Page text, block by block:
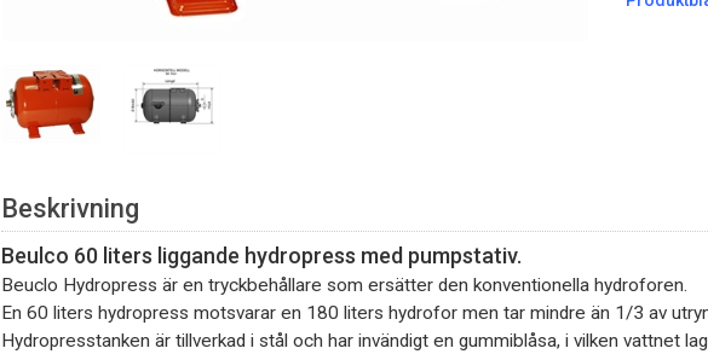
Beskrivning
Beulco 60 liters liggande hydropress med pumpstativ.
Beuclo Hydropress är en tryckbehållare som ersätter den konventionella hydroforen.
En 60 liters hydropress motsvarar en 180 liters hydrofor men tar mindre än 1/3 av
Hydropresstanken är tillverkad i stål och har invändigt en gummiblåsa, i vilken vattnet